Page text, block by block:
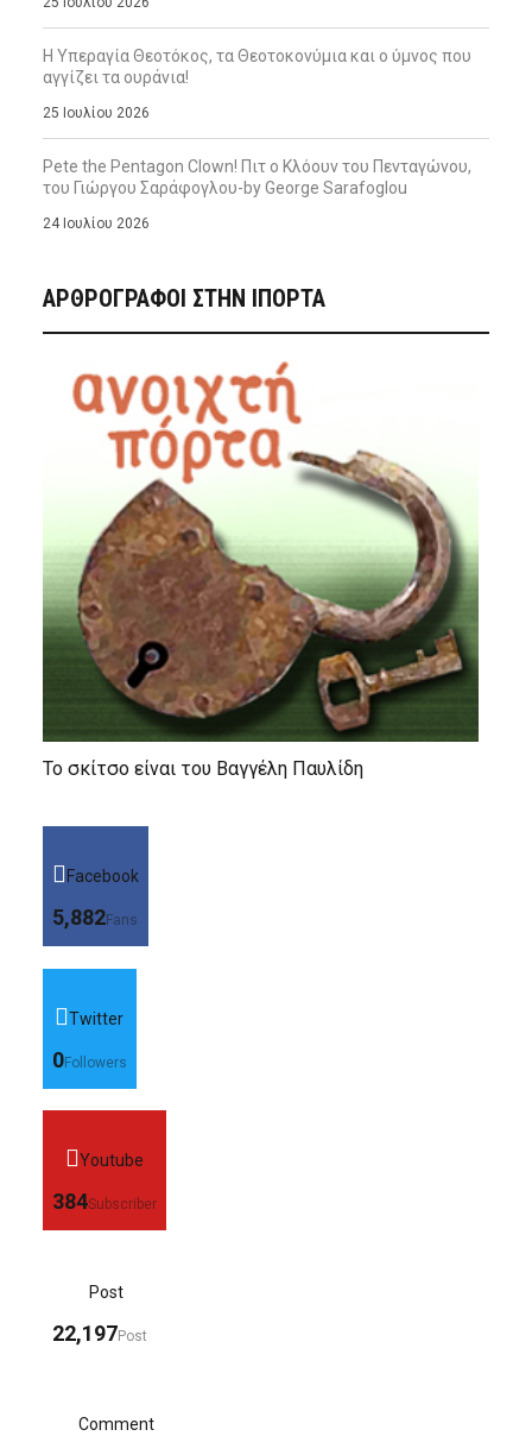
Η Υπεραγία Θεοτόκος, τα Θεοτοκονύμια και ο ύμνος που
αγγίζει τα ουράνια!
25 Ιουλίου 2026
Pete the Pentagon Clown! Πιτ ο Κλόουν του Πενταγώνου,
του Γιώργου Σαράφογλου-by George Sarafoglou
24 Ιουλίου 2026
ΑΡΘΡΟΓΡΑΦΟΙ ΣΤΗΝ IΠΟΡΤΑ
Το σκίτσο είναι του Βαγγέλη Παυλίδη
Facebook
5,882Fans
Twitter
0Followers
Youtube
384Subscriber
Post
22,197Post
Comment